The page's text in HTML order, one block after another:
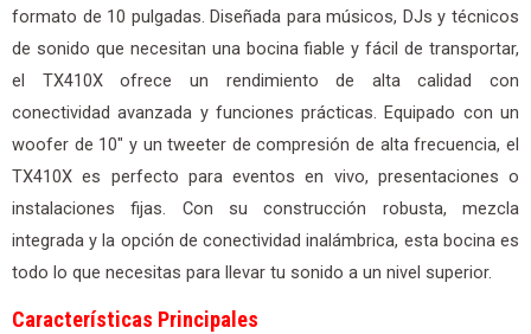
formato de 10 pulgadas. Diseñada para músicos, DJs y técnicos
de sonido que necesitan una bocina fiable y fácil de transportar,
el TX410X ofrece un rendimiento de alta calidad con
conectividad avanzada y funciones prácticas. Equipado con un
woofer de 10″ y un tweeter de compresión de alta frecuencia, el
TX410X es perfecto para eventos en vivo, presentaciones o
instalaciones fijas. Con su construcción robusta, mezcla
integrada y la opción de conectividad inalámbrica, esta bocina es
todo lo que necesitas para llevar tu sonido a un nivel superior.
Características Principales